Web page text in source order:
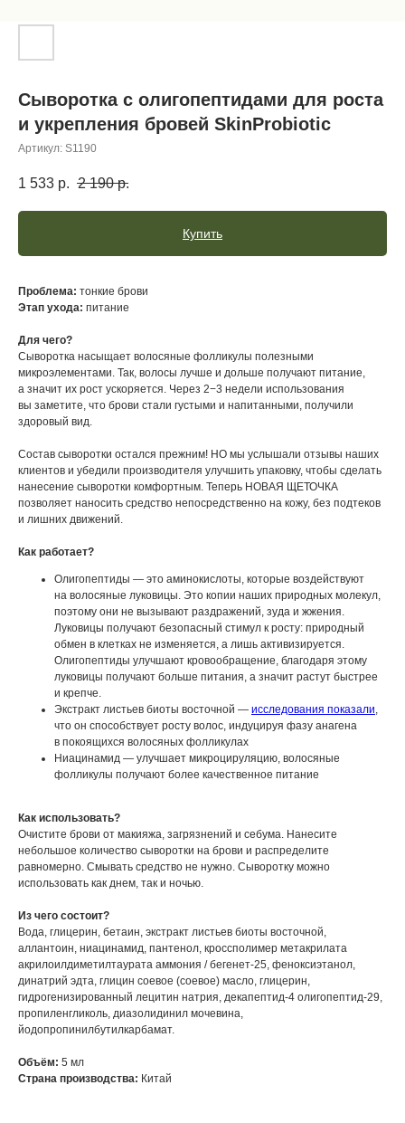
Cыворотка с олигопептидами для роста
и укрепления бровей SkinProbiotic
Артикул: S1190
1 533 р. 2 190 р.
Купить
Проблема: тонкие брови
Этап ухода: питание
Для чего?
Сыворотка насыщает волосяные фолликулы полезными
микроэлементами. Так, волосы лучше и дольше получают питание,
а значит их рост ускоряется. Через 2−3 недели использования
вы заметите, что брови стали густыми и напитанными, получили
здоровый вид.
Состав сыворотки остался прежним! НО мы услышали отзывы наших
клиентов и убедили производителя улучшить упаковку, чтобы сделать
нанесение сыворотки комфортным. Теперь НОВАЯ ЩЕТОЧКА
позволяет наносить средство непосредственно на кожу, без подтеков
и лишних движений.
Как работает?
Олигопептиды — это аминокислоты, которые воздействуют
на волосяные луковицы. Это копии наших природных молекул,
поэтому они не вызывают раздражений, зуда и жжения.
Луковицы получают безопасный стимул к росту: природный
обмен в клетках не изменяется, а лишь активизируется.
Олигопептиды улучшают кровообращение, благодаря этому
луковицы получают больше питания, а значит растут быстрее
и крепче.
Экстракт листьев биоты восточной — исследования показали,
что он способствует росту волос, индуцируя фазу анагена
в покоящихся волосяных фолликулах
Ниацинамид — улучшает микроцируляцию, волосяные
фолликулы получают более качественное питание
Как использовать?
Очистите брови от макияжа, загрязнений и себума. Нанесите
небольшое количество сыворотки на брови и распределите
равномерно. Смывать средство не нужно. Сыворотку можно
использовать как днем, так и ночью.
Из чего состоит?
Вода, глицерин, бетаин, экстракт листьев биоты восточной,
аллантоин, ниацинамид, пантенол, кроссполимер метакрилата
акрилоилдиметилтаурата аммония / бегенет-25, феноксиэтанол,
динатрий эдта, глицин соевое (соевое) масло, глицерин,
гидрогенизированный лецитин натрия, декапептид-4 олигопептид-29,
пропиленгликоль, диазолидинил мочевина,
йодопропинилбутилкарбамат.
Объём: 5 мл
Страна производства: Китай